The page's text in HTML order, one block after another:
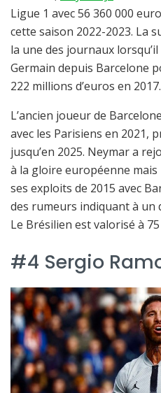
Ligue 1 avec 56 360 000
cette saison 2022-2023. La
la une des journaux
Germain depuis Barcelone
222 millions d’euros en 2017.
L’ancien joueur de
avec les Parisiens en 2021,
jusqu’en 2025. Neymar a
à la gloire européenne mais
ses exploits de 2015 avec
des rumeurs indiquant à un
Le Brésilien est valorisé à
#4 Sergio